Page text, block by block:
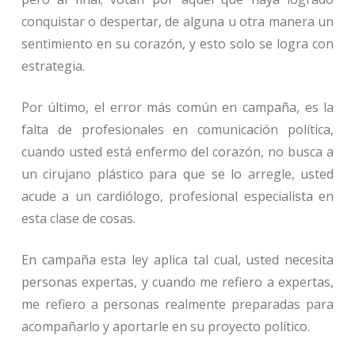
conquistar o despertar, de alguna u otra manera un
sentimiento en su corazón, y esto solo se logra con
estrategia.
Por último, el error más común en campaña, es la
falta de profesionales en comunicación política,
cuando usted está enfermo del corazón, no busca a
un cirujano plástico para que se lo arregle, usted
acude a un cardiólogo, profesional especialista en
esta clase de cosas.
En campaña esta ley aplica tal cual, usted necesita
personas expertas, y cuando me refiero a expertas,
me refiero a personas realmente preparadas para
acompañarlo y aportarle en su proyecto político.